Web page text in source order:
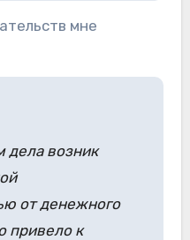
мне
дела возник
от денежного
привело к